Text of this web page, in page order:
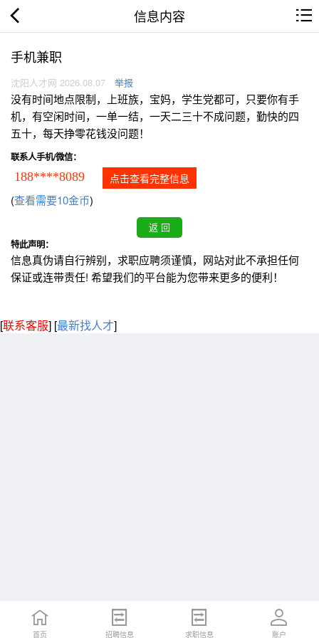
信息内容
手机兼职
沈阳人才网 2026.08.07 举报
没有时间地点限制，上班族，宝妈，学生党都可，只要你有手
机，有空闲时间，一单一结，一天二三十不成问题，勤快的四
五十，每天挣零花钱没问题！
联系人手机/微信：
188****8089 点击查看完整信息
(查看需要10金币)
特此声明：
信息真伪请自行辨别，求职应聘须谨慎，网站对此不承担任何
保证或连带责任! 希望我们的平台能为您带来更多的便利！
[联系客服] [最新找人才]
首页 招聘信息 求职信息 账户